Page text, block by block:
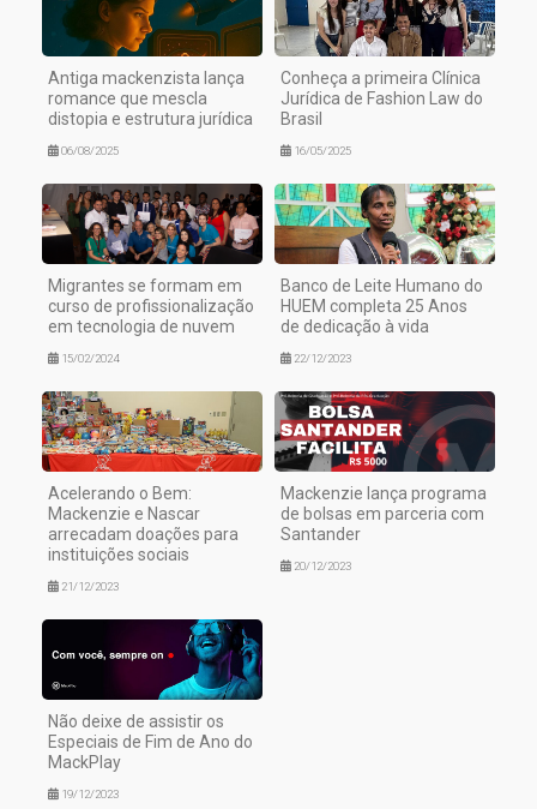
Antiga mackenzista lança
romance que mescla
distopia e estrutura jurídica
06/08/2025
Conheça a primeira Clínica
Jurídica de Fashion Law do
Brasil
16/05/2025
Migrantes se formam em
curso de profissionalização
em tecnologia de nuvem
15/02/2024
Banco de Leite Humano do
HUEM completa 25 Anos
de dedicação à vida
22/12/2023
Acelerando o Bem:
Mackenzie e Nascar
arrecadam doações para
instituições sociais
21/12/2023
Mackenzie lança programa
de bolsas em parceria com
Santander
20/12/2023
Não deixe de assistir os
Especiais de Fim de Ano do
MackPlay
19/12/2023